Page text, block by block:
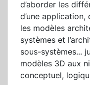
d’aborder les
d’une
les modèles
systèmes et
sous-systèmes...
modèles 3D aux
conceptuel,